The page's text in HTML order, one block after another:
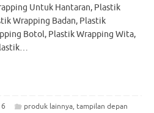
Untuk Hantaran, Plastik
Wrapping Badan, Plastik
Botol, Plastik Wrapping Wita,
produk lainnya, tampilan depan